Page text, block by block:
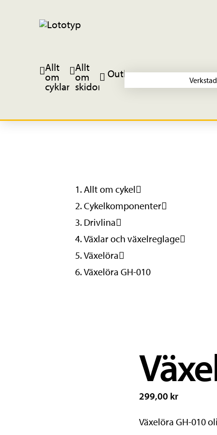
Allt
om
cyklar
Allt
om
skidor
Outlet
Verkstad
Allt om cykel
Cykelkomponenter
Drivlina
Växlar och växelreglage
Växelöra
Växelöra GH-010
299,00 kr
Växelöra GH-010